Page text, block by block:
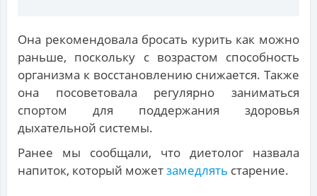
Она рекомендовала бросать курить как можно
раньше, поскольку с возрастом способность
организма к восстановлению снижается. Также
она посоветовала регулярно заниматься
спортом для поддержания здоровья
дыхательной системы.
Ранее мы сообщали, что диетолог назвала
напиток, который можетзамедлять старение.